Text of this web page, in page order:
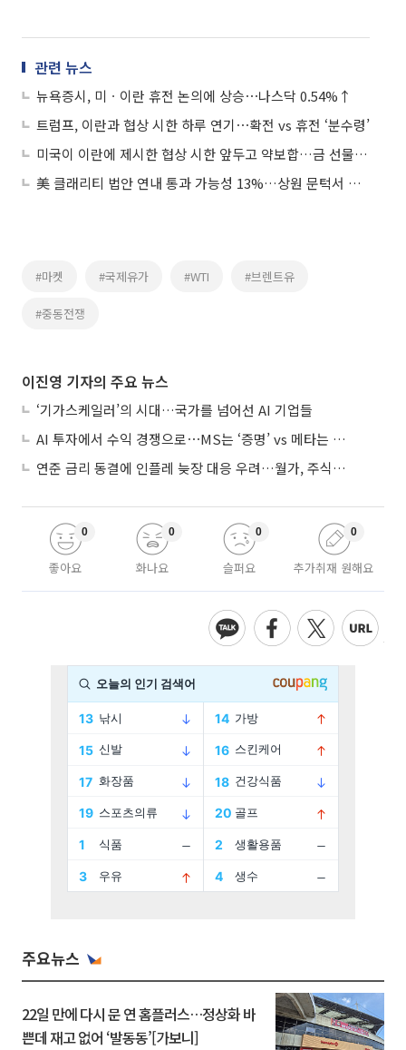
관련 뉴스
뉴욕증시, 미ㆍ이란 휴전 논의에 상승⋯나스닥 0.54%↑
트럼프, 이란과 협상 시한 하루 연기⋯확전 vs 휴전 ‘분수령’
미국이 이란에 제시한 협상 시한 앞두고 약보합…금 선물 0.08%↓
美 클래리티 법안 연내 통과 가능성 13%…상원 문턱서 제동
#마켓 #국제유가 #WTI #브렌트유
#중동전쟁
이진영 기자의 주요 뉴스
‘기가스케일러’의 시대…국가를 넘어선 AI 기업들
AI 투자에서 수익 경쟁으로⋯MS는 ‘증명’ vs 메타는 ‘숙제’
연준 금리 동결에 인플레 늦장 대응 우려…월가, 주식도 채권도 던졌다
좋아요
0
화나요
0
슬퍼요
0
추가취재 원해요
0
주요뉴스
22일 만에 다시 문 연 홈플러스…정상화 바
쁜데 재고 없어 ‘발동동’[가보니]